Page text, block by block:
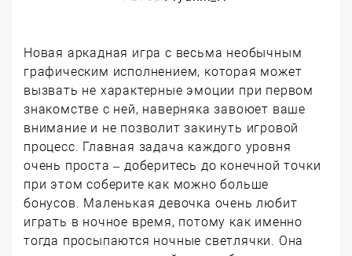
Новая аркадная игра с весьма необычным
графическим исполнением, которая может
вызвать не характерные эмоции при первом
знакомстве с ней, наверняка завоюет ваше
внимание и не позволит закинуть игровой
процесс. Главная задача каждого уровня
очень проста – доберитесь до конечной точки
при этом соберите как можно больше
бонусов. Маленькая девочка очень любит
играть в ночное время, потому как именно
тогда просыпаются ночные светлячки. Она